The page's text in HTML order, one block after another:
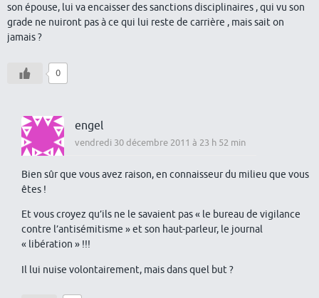
son épouse, lui va encaisser des sanctions disciplinaires , qui vu son
grade ne nuiront pas à ce qui lui reste de carrière , mais sait on
jamais ?
0
engel
vendredi 30 décembre 2011 à 23 h 52 min
Bien sûr que vous avez raison, en connaisseur du milieu que vous
êtes !
Et vous croyez qu’ils ne le savaient pas « le bureau de vigilance
contre l’antisémitisme » et son haut-parleur, le journal
« libération » !!!
Il lui nuise volontairement, mais dans quel but ?